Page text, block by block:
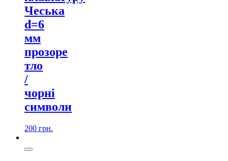
Чеська
d=6
мм
прозоре
тло
/
чорні
символи
200 грн.